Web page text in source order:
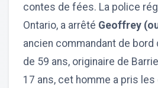
contes de fées. La police
Ontario, a arrêté Geoffrey
ancien commandant de bord
de 59 ans, originaire de
17 ans, cet homme a pris